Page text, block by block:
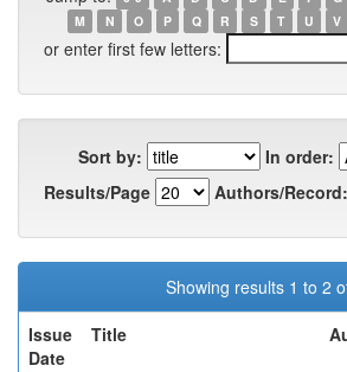
M
N O P Q R S T U V
or enter first few letters:
Sort by:
In order:
Results/Page
Authors/Record:
Showing results 1 to 2
Issue
Date
Title